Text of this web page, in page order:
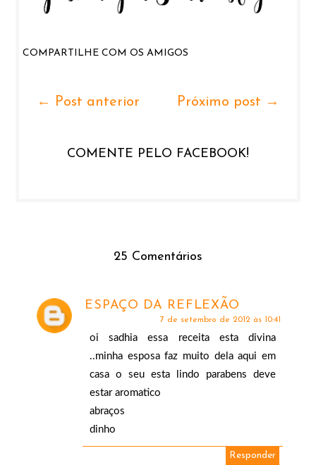
COMPARTILHE COM OS AMIGOS
Próximo post →
← Post anterior
COMENTE PELO FACEBOOK!
25 Comentários
ESPAÇO DA REFLEXÃO
7 de setembro de 2012 às 10:41
oi sadhia essa receita esta divina
..minha esposa faz muito dela aqui em
casa o seu esta lindo parabens deve
estar aromatico
abraços
dinho
Responder